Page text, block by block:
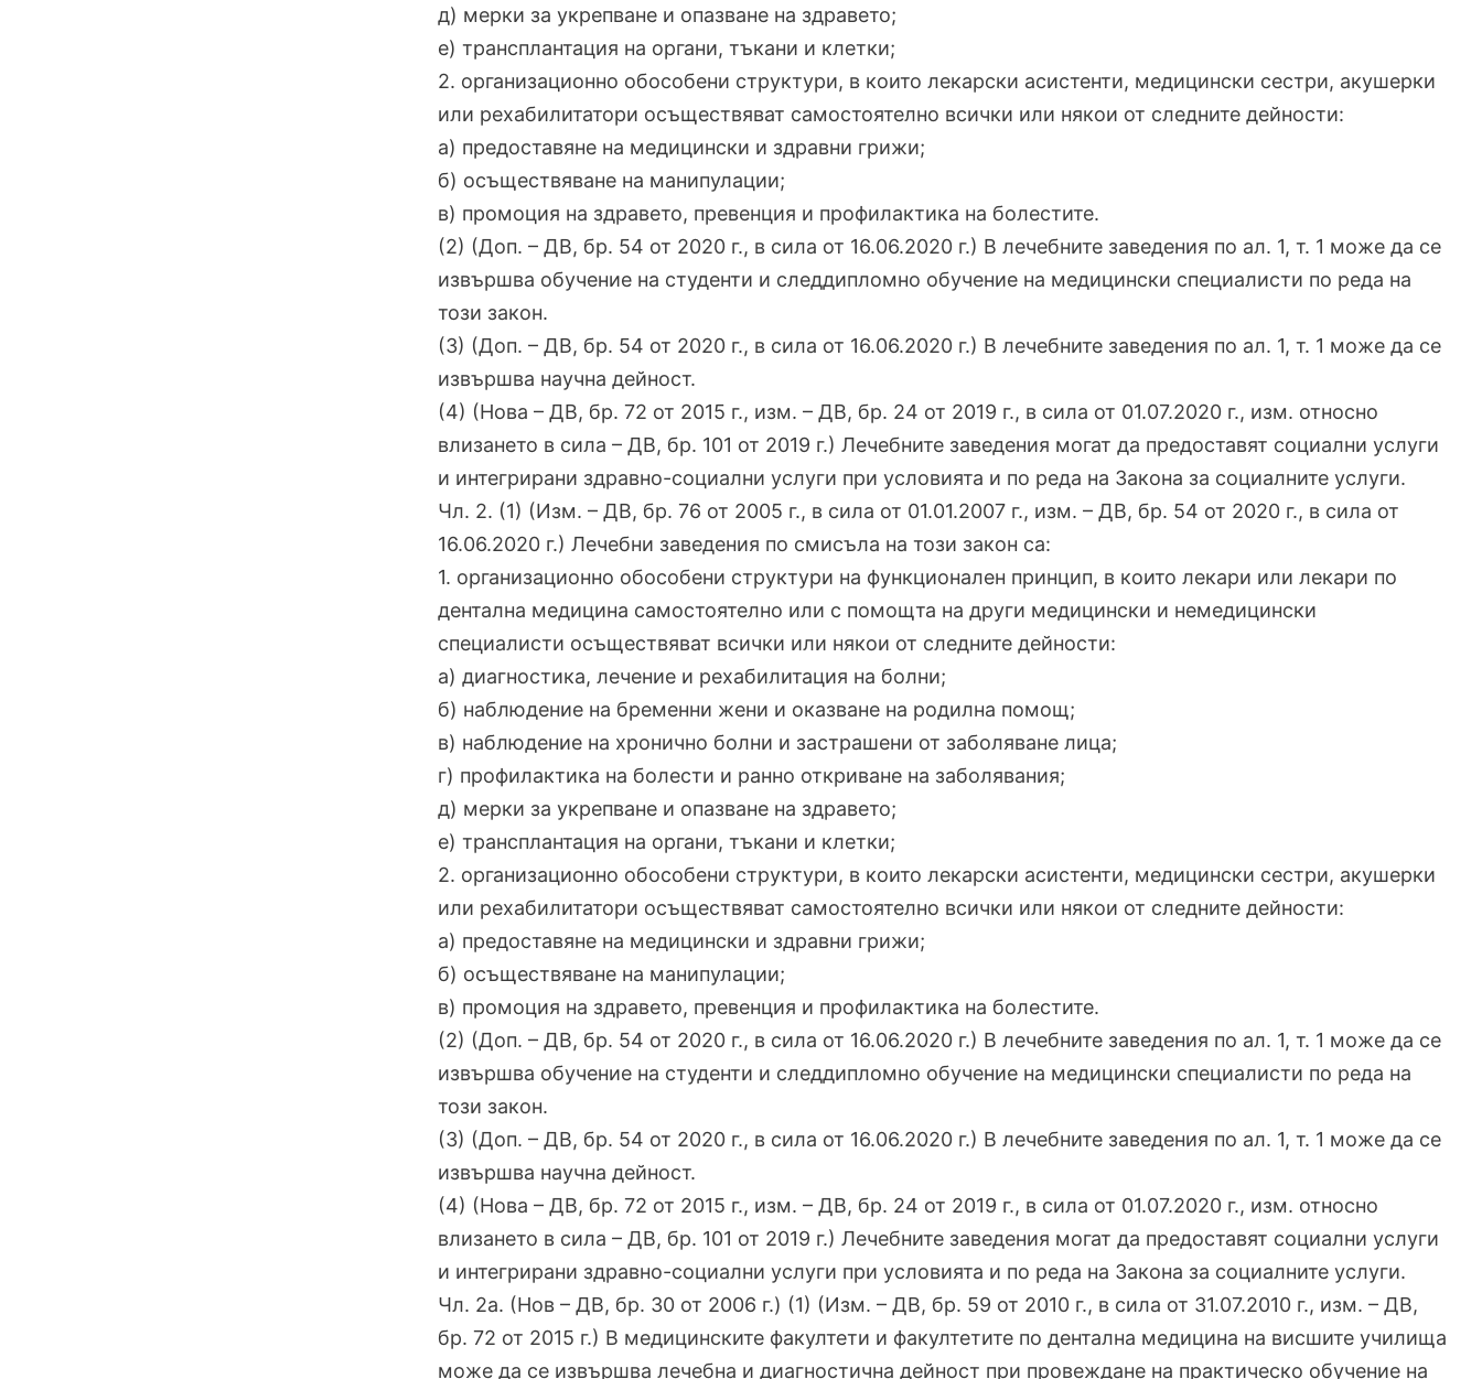
д) мерки за укрепване и опазване на здравето;
е) трансплантация на органи, тъкани и клетки;
2. организационно обособени структури, в които лекарски асистенти, медицински сестри, акушерки
или рехабилитатори осъществяват самостоятелно всички или някои от следните дейности:
а) предоставяне на медицински и здравни грижи;
б) осъществяване на манипулации;
в) промоция на здравето, превенция и профилактика на болестите.
(2) (Доп. – ДВ, бр. 54 от 2020 г., в сила от 16.06.2020 г.) В лечебните заведения по ал. 1, т. 1 може да се
извършва обучение на студенти и следдипломно обучение на медицински специалисти по реда на
този закон.
(3) (Доп. – ДВ, бр. 54 от 2020 г., в сила от 16.06.2020 г.) В лечебните заведения по ал. 1, т. 1 може да се
извършва научна дейност.
(4) (Нова – ДВ, бр. 72 от 2015 г., изм. – ДВ, бр. 24 от 2019 г., в сила от 01.07.2020 г., изм. относно
влизането в сила – ДВ, бр. 101 от 2019 г.) Лечебните заведения могат да предоставят социални услуги
и интегрирани здравно-социални услуги при условията и по реда на Закона за социалните услуги.
Чл. 2. (1) (Изм. – ДВ, бр. 76 от 2005 г., в сила от 01.01.2007 г., изм. – ДВ, бр. 54 от 2020 г., в сила от
16.06.2020 г.) Лечебни заведения по смисъла на този закон са:
1. организационно обособени структури на функционален принцип, в които лекари или лекари по
дентална медицина самостоятелно или с помощта на други медицински и немедицински
специалисти осъществяват всички или някои от следните дейности:
а) диагностика, лечение и рехабилитация на болни;
б) наблюдение на бременни жени и оказване на родилна помощ;
в) наблюдение на хронично болни и застрашени от заболяване лица;
г) профилактика на болести и ранно откриване на заболявания;
д) мерки за укрепване и опазване на здравето;
е) трансплантация на органи, тъкани и клетки;
2. организационно обособени структури, в които лекарски асистенти, медицински сестри, акушерки
или рехабилитатори осъществяват самостоятелно всички или някои от следните дейности:
а) предоставяне на медицински и здравни грижи;
б) осъществяване на манипулации;
в) промоция на здравето, превенция и профилактика на болестите.
(2) (Доп. – ДВ, бр. 54 от 2020 г., в сила от 16.06.2020 г.) В лечебните заведения по ал. 1, т. 1 може да се
извършва обучение на студенти и следдипломно обучение на медицински специалисти по реда на
този закон.
(3) (Доп. – ДВ, бр. 54 от 2020 г., в сила от 16.06.2020 г.) В лечебните заведения по ал. 1, т. 1 може да се
извършва научна дейност.
(4) (Нова – ДВ, бр. 72 от 2015 г., изм. – ДВ, бр. 24 от 2019 г., в сила от 01.07.2020 г., изм. относно
влизането в сила – ДВ, бр. 101 от 2019 г.) Лечебните заведения могат да предоставят социални услуги
и интегрирани здравно-социални услуги при условията и по реда на Закона за социалните услуги.
Чл. 2а. (Нов – ДВ, бр. 30 от 2006 г.) (1) (Изм. – ДВ, бр. 59 от 2010 г., в сила от 31.07.2010 г., изм. – ДВ,
бр. 72 от 2015 г.) В медицинските факултети и факултетите по дентална медицина на висшите училища
може да се извършва лечебна и диагностична дейност при провеждане на практическо обучение на